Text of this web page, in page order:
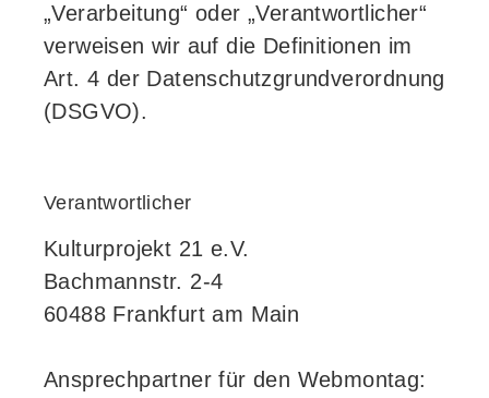
„Verarbeitung“ oder „Verantwortlicher“
verweisen wir auf die Definitionen im
Art. 4 der Datenschutzgrundverordnung
(DSGVO).
Verantwortlicher
Kulturprojekt 21 e.V.
Bachmannstr. 2-4
60488 Frankfurt am Main
Ansprechpartner für den Webmontag: